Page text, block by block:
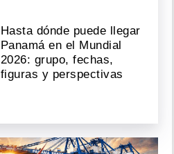
Hasta dónde puede llegar
Panamá en el Mundial
2026: grupo, fechas,
figuras y perspectivas